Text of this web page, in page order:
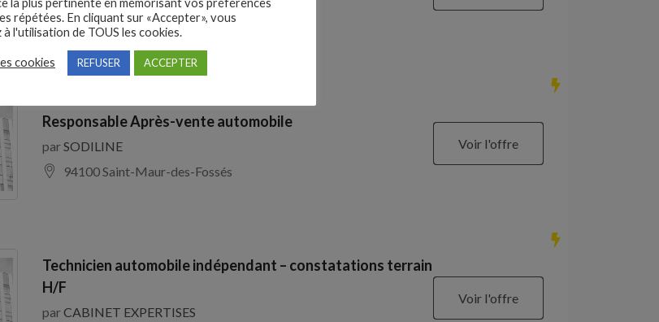
Maisons-Laffitte
27000
Responsable Après-vente automobile
parSODILINE
94100 Saint-Maur-des-Fossés
Voir l'offre
Technicien automobile indépendant – constatations terrain
H/F
parCABINET EXPERTISES
Voir l'offre
répétées. En cliquant sur «Accepter», vous
l'utilisation de TOUS les cookies.
cookies REFUSER ACCEPTER